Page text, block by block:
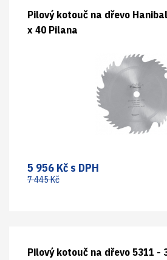
Pilový kotouč na dřevo
x 40 Pilana
5 956 Kč s DPH
7 445 Kč
Pilový kotouč na dřevo 5311 -